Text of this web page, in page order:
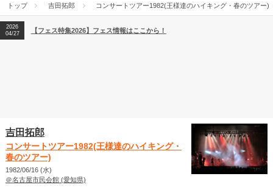
トップ 吉田拓郎 コンサートツアー1982(王様達のハイキング・春のツアー)
2026
【ライブ動員ランキング】2026年上半期編発表！
2026
04/27
【フェス特集2026】フェス情報はここから！
吉田拓郎
コンサートツアー1982(王様達のハイキング・
春のツアー)
1982/06/16 (水)
＠名古屋市民会館 (愛知県)